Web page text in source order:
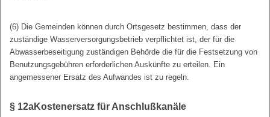
(6) Die Gemeinden können durch Ortsgesetz bestimmen, dass der
zuständige Wasserversorgungsbetrieb verpflichtet ist, der für die
Abwasserbeseitigung zuständigen Behörde die für die Festsetzung von
Benutzungsgebühren erforderlichen Auskünfte zu erteilen. Ein
angemessener Ersatz des Aufwandes ist zu regeln.
§ 12aKostenersatz für Anschlußkanäle